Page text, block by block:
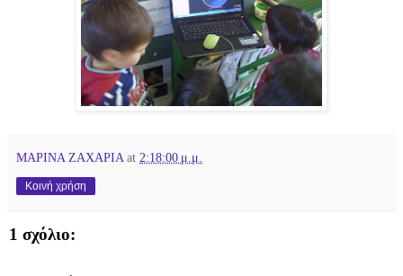
ΜΑΡΙΝΑ ΖΑΧΑΡΙΑ at 2:18:00 μ.μ.
Κοινή χρήση
1 σχόλιο: